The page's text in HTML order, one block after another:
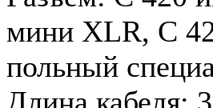
мини XLR, С
польный